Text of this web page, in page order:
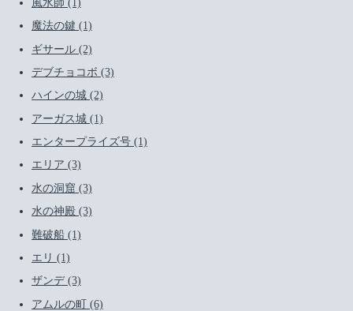
風水師 (1)
魔法の鍵 (1)
ギサール (2)
デブチョコボ (3)
ハインの城 (2)
アーガス城 (1)
エンタープライズ号 (1)
エリア (3)
水の洞窟 (3)
水の神殿 (3)
難破船 (1)
エリ (1)
ザンデ (3)
アムルの町 (6)